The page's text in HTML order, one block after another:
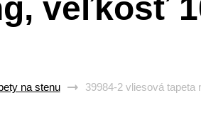
veľkosť
na stenu 39984-2 vliesová